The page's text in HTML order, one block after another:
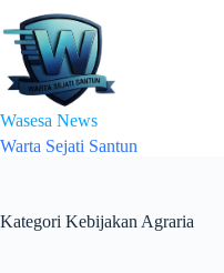
to
content
Wasesa News
Warta Sejati Santun
Kategori Kebijakan Agraria